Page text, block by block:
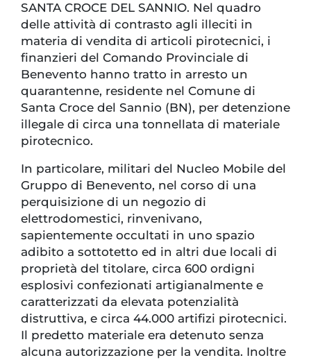
SANTA CROCE DEL SANNIO. Nel quadro
delle attività di contrasto agli illeciti in
materia di vendita di articoli pirotecnici, i
finanzieri del Comando Provinciale di
Benevento hanno tratto in arresto un
quarantenne, residente nel Comune di
Santa Croce del Sannio (BN), per detenzione
illegale di circa una tonnellata di materiale
pirotecnico.
In particolare, militari del Nucleo Mobile del
Gruppo di Benevento, nel corso di una
perquisizione di un negozio di
elettrodomestici, rinvenivano,
sapientemente occultati in uno spazio
adibito a sottotetto ed in altri due locali di
proprietà del titolare, circa 600 ordigni
esplosivi confezionati artigianalmente e
caratterizzati da elevata potenzialità
distruttiva, e circa 44.000 artifizi pirotecnici.
Il predetto materiale era detenuto senza
alcuna autorizzazione per la vendita. Inoltre